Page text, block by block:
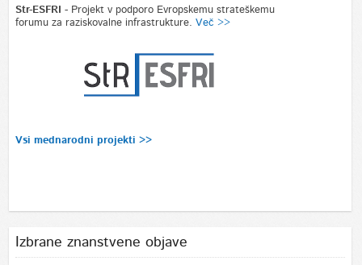
Str-ESFRI - Projekt v podporo Evropskemu strateškemu
forumu za raziskovalne infrastrukture. Več >>
Vsi mednarodni projekti >>
Izbrane znanstvene objave